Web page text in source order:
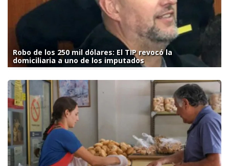
Robo de los 250 mil dólares: El TIP revocó la
domiciliaria a uno de los imputados